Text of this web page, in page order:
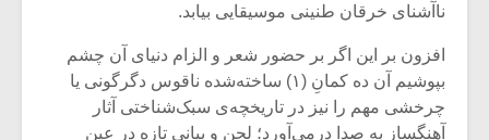
ناآشنای خرقان طنینی موسیقایی بیابد.
افزون بر این اگر بر حضور شعر و الزام دنیای آن چشم
بپوشیم آن ده کمانِ (۱) ساخته‌شده ناقوس دگرگونی یا
چرخشی مهم را نیز در تاریخچه‌ی سبک‌شناختی آثار
آهنگساز به صدا درمی‌آورد؛ لحن و بیانی تازه در عین